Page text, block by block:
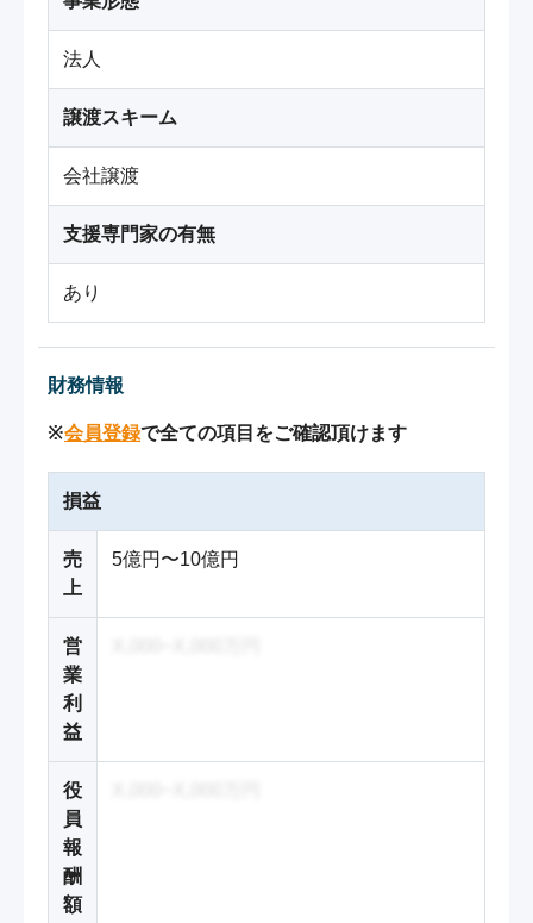
法人
譲渡スキーム
会社譲渡
支援専門家の有無
あり
財務情報
※会員登録で全ての項目をご確認頂けます
損益
売
上
5億円〜10億円
営
業
利
益
役
員
報
酬
額